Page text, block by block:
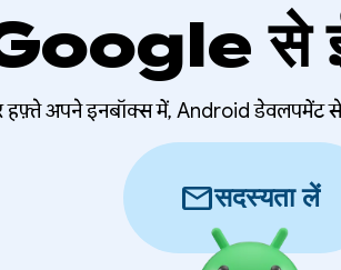
से
हफ़्ते अपने इनबॉक्स में, Android डेवलपमेंट से
mailसदस्यता लें